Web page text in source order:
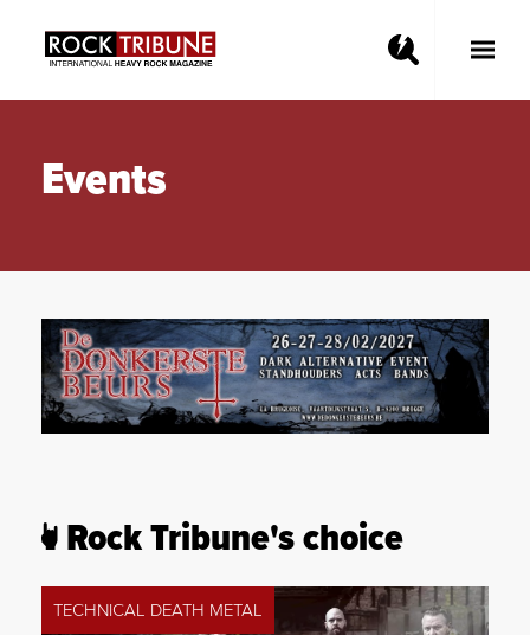
Toggle
Events
Rock Tribune's choice
TECHNICAL DEATH METAL